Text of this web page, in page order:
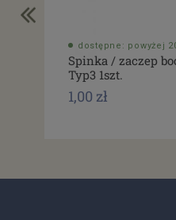
dostępne: powyżej
Spinka / zaczep
Typ3 1szt.
1,00 zł